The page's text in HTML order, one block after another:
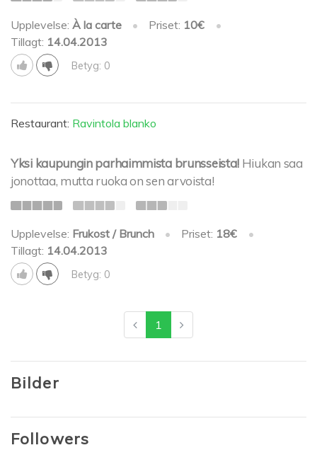
Upplevelse: À la carte • Priset: 10€
•
Tillagt: 14.04.2013
Betyg: 0
Restaurant: Ravintola blanko
Yksi kaupungin parhaimmista brunsseista! Hiukan saa
jonottaa, mutta ruoka on sen arvoista!
Upplevelse: Frukost / Brunch • Priset: 18€
•
Tillagt: 14.04.2013
Betyg: 0
1
Bilder
Followers